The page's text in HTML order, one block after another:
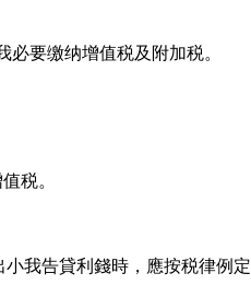
要缴纳增值税及附加税。
税。
我告貸利錢時，應按税律例